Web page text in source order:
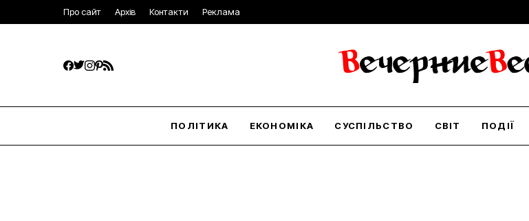
Про сайт Архів Контакти Реклама
ПОЛІТИКА ЕКОНОМІКА СУСПІЛЬСТВО СВІТ ПОДІЇ